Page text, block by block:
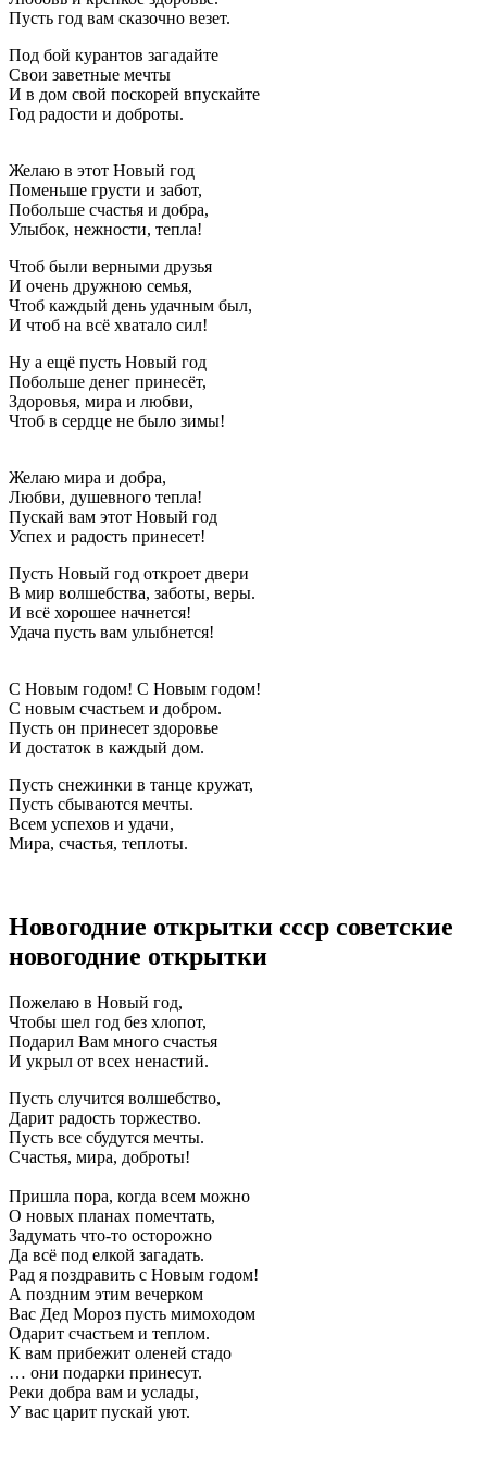
Пусть год вам сказочно везет.
Под бой курантов загадайте
Свои заветные мечты
И в дом свой поскорей впускайте
Год радости и доброты.
Желаю в этот Новый год
Поменьше грусти и забот,
Побольше счастья и добра,
Улыбок, нежности, тепла!
Чтоб были верными друзья
И очень дружною семья,
Чтоб каждый день удачным был,
И чтоб на всё хватало сил!
Ну а ещё пусть Новый год
Побольше денег принесёт,
Здоровья, мира и любви,
Чтоб в сердце не было зимы!
Желаю мира и добра,
Любви, душевного тепла!
Пускай вам этот Новый год
Успех и радость принесет!
Пусть Новый год откроет двери
В мир волшебства, заботы, веры.
И всё хорошее начнется!
Удача пусть вам улыбнется!
С Новым годом! С Новым годом!
С новым счастьем и добром.
Пусть он принесет здоровье
И достаток в каждый дом.
Пусть снежинки в танце кружат,
Пусть сбываются мечты.
Всем успехов и удачи,
Мира, счастья, теплоты.
Новогодние открытки ссср советские
новогодние открытки
Пожелаю в Новый год,
Чтобы шел год без хлопот,
Подарил Вам много счастья
И укрыл от всех ненастий.
Пусть случится волшебство,
Дарит радость торжество.
Пусть все сбудутся мечты.
Счастья, мира, доброты!
Пришла пора, когда всем можно
О новых планах помечтать,
Задумать что-то осторожно
Да всё под елкой загадать.
Рад я поздравить с Новым годом!
А поздним этим вечерком
Вас Дед Мороз пусть мимоходом
Одарит счастьем и теплом.
К вам прибежит оленей стадо
… они подарки принесут.
Реки добра вам и услады,
У вас царит пускай уют.